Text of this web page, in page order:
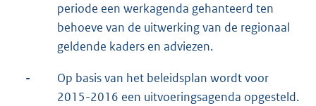
periode een werkagenda gehanteerd ten
behoeve van de uitwerking van de regionaal
geldende kaders en adviezen.
-
Op basis van het beleidsplan wordt voor
2015-2016 een uitvoeringsagenda opgesteld.